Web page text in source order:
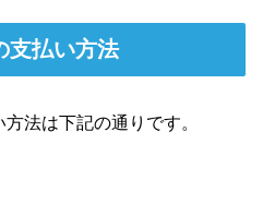
支払い方法
法は下記の通りです。